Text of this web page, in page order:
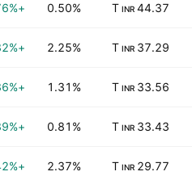
44.37 T
INR
0.50%
+0.76%
37.29 T
INR
2.25%
+1.32%
33.56 T
INR
1.31%
+0.36%
33.43 T
INR
0.81%
+0.39%
29.77 T
INR
2.37%
+0.42%